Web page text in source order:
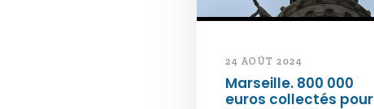
24 AOÛT 2024
Marseille. 800 000
euros collectés pour